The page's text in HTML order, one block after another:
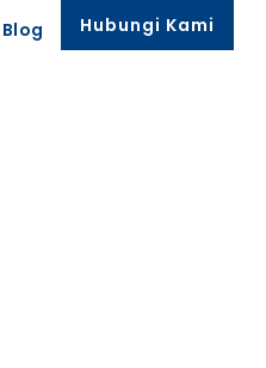
Blog Hubungi Kami